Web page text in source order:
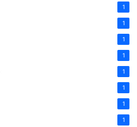
1
1
1
1
1
1
1
1